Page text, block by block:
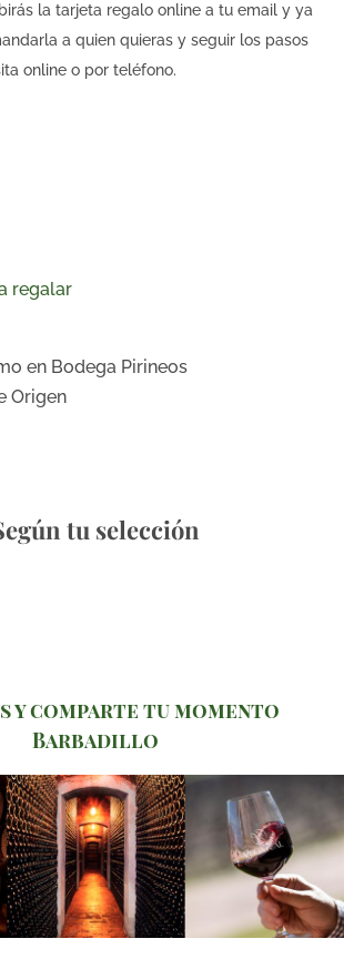
la tarjeta regalo online a tu email y ya
a quien quieras y seguir los pasos
online o por teléfono.
regalar
en Bodega Pirineos
Origen
tu selección
y comparte tu momento
Barbadillo